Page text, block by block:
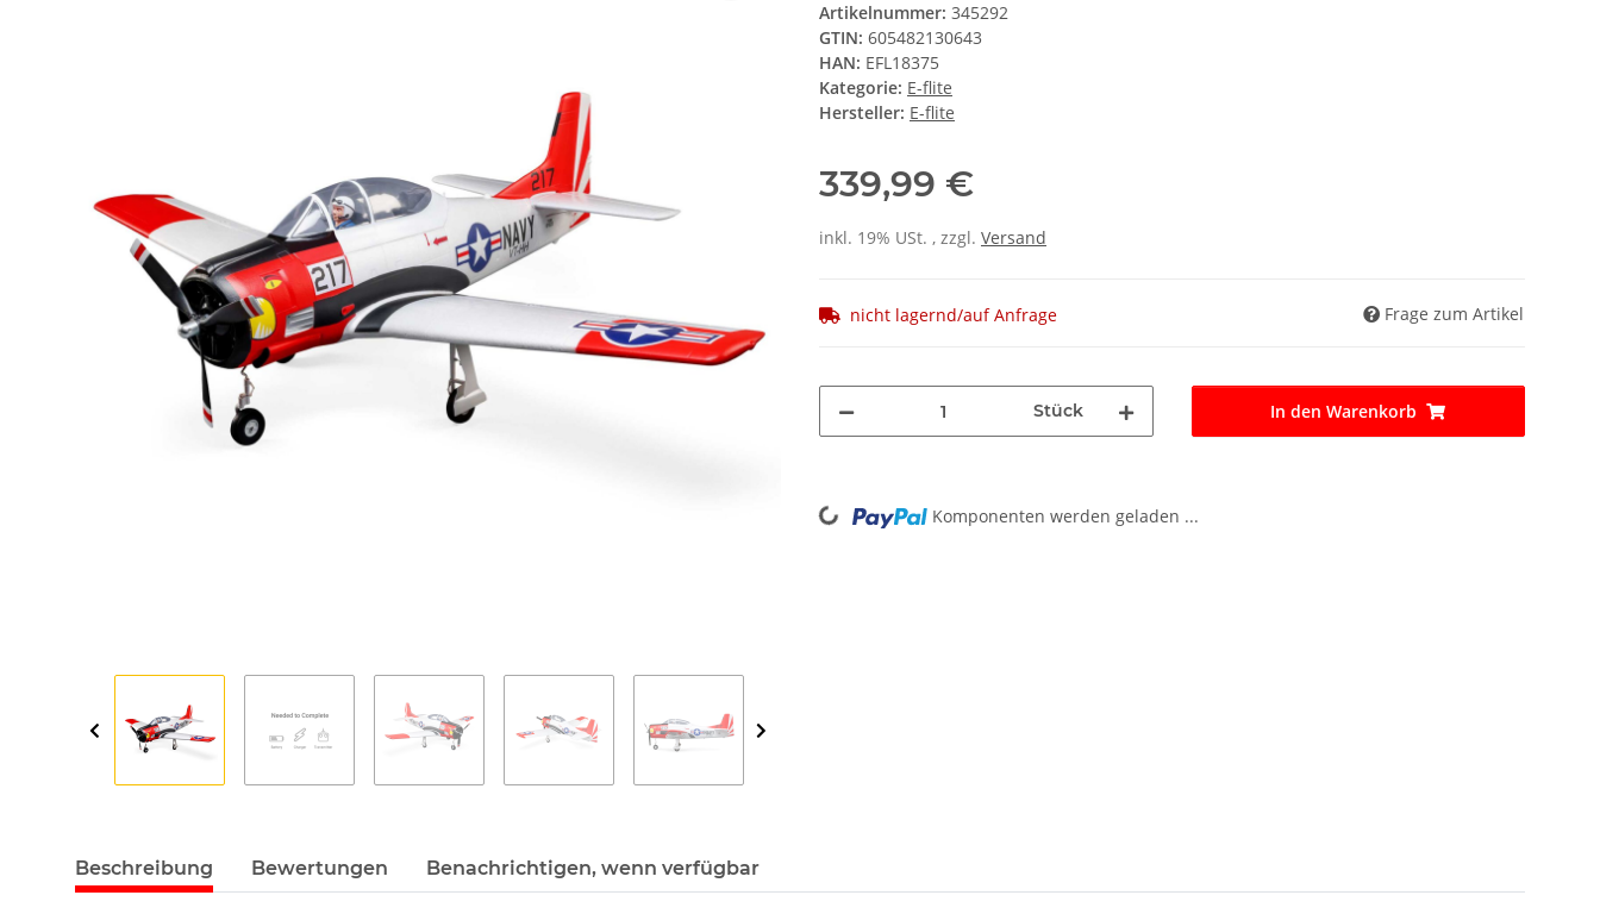
Artikelnummer: 345292
GTIN: 605482130643
HAN: EFL18375
Kategorie: E-flite
Hersteller: E-flite
339,99 €
inkl. 19% USt. , zzgl. Versand
nicht lagernd/auf Anfrage Frage zum Artikel
Stück In den Warenkorb
Loading... Komponenten werden geladen ...
Beschreibung Bewertungen Benachrichtigen, wenn verfügbar